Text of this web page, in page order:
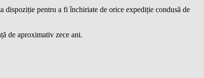
dispoziție pentru a fi închiriate de orice expediție condusă de
de aproximativ zece ani.